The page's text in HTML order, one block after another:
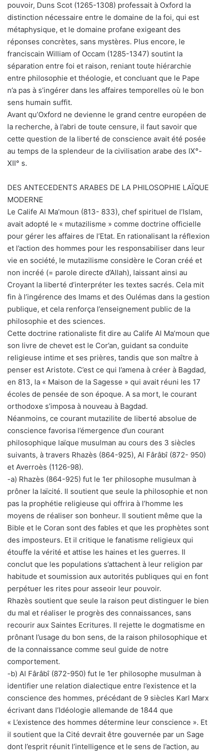
pouvoir, Duns Scot (1265-1308) professait à Oxford la
distinction nécessaire entre le domaine de la foi, qui est
métaphysique, et le domaine profane exigeant des
réponses concrètes, sans mystères. Plus encore, le
franciscain William of Occam (1285-1347) soutint la
séparation entre foi et raison, reniant toute hiérarchie
entre philosophie et théologie, et concluant que le Pape
n’a pas à s’ingérer dans les affaires temporelles où le bon
sens humain suffit.
Avant qu’Oxford ne devienne le grand centre européen de
la recherche, à l’abri de toute censure, il faut savoir que
cette question de la liberté de conscience avait été posée
au temps de la splendeur de la civilisation arabe des IX°-
XII° s.
DES ANTECEDENTS ARABES DE LA PHILOSOPHIE LAÏQUE
MODERNE
Le Calife Al Ma’moun (813- 833), chef spirituel de l’Islam,
avait adopté le « mutazilisme » comme doctrine officielle
pour gérer les affaires de l’Etat. En rationalisant la réflexion
et l’action des hommes pour les responsabiliser dans leur
vie en société, le mutazilisme considère le Coran créé et
non incréé (= parole directe d’Allah), laissant ainsi au
Croyant la liberté d’interpréter les textes sacrés. Cela mit
fin à l’ingérence des Imams et des Oulémas dans la gestion
publique, et cela renforça l’enseignement public de la
philosophie et des sciences.
Cette doctrine rationaliste fit dire au Calife Al Ma’moun que
son livre de chevet est le Cor’an, guidant sa conduite
religieuse intime et ses prières, tandis que son maître à
penser est Aristote. C’est ce qui l’amena à créer à Bagdad,
en 813, la « Maison de la Sagesse » qui avait réuni les 17
écoles de pensée de son époque. A sa mort, le courant
orthodoxe s’imposa à nouveau à Bagdad.
Néanmoins, ce courant mutazilite de liberté absolue de
conscience favorisa l’émergence d’un courant
philosophique laïque musulman au cours des 3 siècles
suivants, à travers Rhazès (864-925), Al Fârâbî (872- 950)
et Averroès (1126-98).
-a) Rhazès (864-925) fut le 1er philosophe musulman à
prôner la laïcité. Il soutient que seule la philosophie et non
pas la prophétie religieuse qui offrira à l’homme les
moyens de réaliser son bonheur. Il soutient même que la
Bible et le Coran sont des fables et que les prophètes sont
des imposteurs. Et il critique le fanatisme religieux qui
étouffe la vérité et attise les haines et les guerres. Il
conclut que les populations s’attachent à leur religion par
habitude et soumission aux autorités publiques qui en font
perpétuer les rites pour asseoir leur pouvoir.
Rhazès soutient que seule la raison peut distinguer le bien
du mal et réaliser le progrès des connaissances, sans
recourir aux Saintes Ecritures. Il rejette le dogmatisme en
prônant l’usage du bon sens, de la raison philosophique et
de la connaissance comme seul guide de notre
comportement.
-b) Al Fârâbî (872-950) fut le 1er philosophe musulman à
identifier une relation dialectique entre l’existence et la
conscience des hommes, précédant de 9 siècles Karl Marx
écrivant dans l’Idéologie allemande de 1844 que
« L’existence des hommes détermine leur conscience ». Et
il soutient que la Cité devrait être gouvernée par un Sage
dont l’esprit réunit l’intelligence et le sens de l’action, au